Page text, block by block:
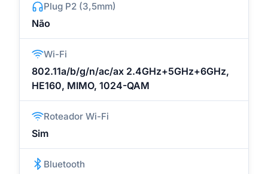
Plug P2 (3,5mm)
Não
Wi-Fi
802.11a/b/g/n/ac/ax 2.4GHz+5GHz+6GHz,
HE160, MIMO, 1024-QAM
Roteador Wi-Fi
Sim
Bluetooth